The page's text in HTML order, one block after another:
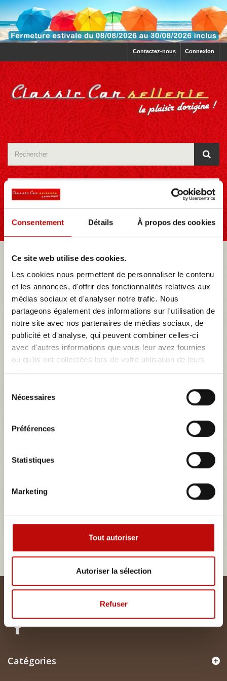
Consentement Détails À propos des cookies
Ce site web utilise des cookies.
Les cookies nous permettent de personnaliser le contenu
et les annonces, d'offrir des fonctionnalités relatives aux
médias sociaux et d'analyser notre trafic. Nous
partageons également des informations sur l'utilisation de
notre site avec nos partenaires de médias sociaux, de
publicité et d'analyse, qui peuvent combiner celles-ci
avec d'autres informations que vous leur avez fournies
ou qu'ils ont collectées lors de votre utilisation de leurs
services.
Nécessaires
Préférences
Statistiques
Marketing
Tout autoriser
Autoriser la sélection
Refuser
Connexion
Contactez-nous
CATÉGORIES
SELLERIE AUTOS BMW
NOTRE MAGASIN
MES DEVIS
BMW E9
allemand entre 1968 et 1975. Ce modèle emblématique, développé
en collaboration avec Karmann, incarne le raffinement, la sportivité
ses lignes fluides, la BMW E9 se distingue par une esthétique
intemporelle qui continue...
Il n'y a aucun produit dans cette catégorie.
Lettre d'informations
Catégories